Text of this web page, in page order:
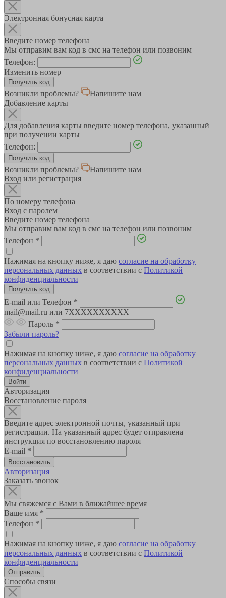
Электронная бонусная карта
Введите номер телефона
Мы отправим вам код в смс на телефон или позвоним
Телефон:
Изменить номер
Возникли проблемы?
Напишите нам
Добавление карты
Для добавления карты введите номер телефона, указанный
при получении карты
Телефон:
Возникли проблемы?
Напишите нам
Вход или регистрация
По номеру телефона
Вход с паролем
Введите номер телефона
Мы отправим вам код в смс на телефон или позвоним
Телефон *
Нажимая на кнопку ниже, я даю согласие на обработку
персональных данных в соответствии с Политикой
конфиденциальности
E-mail или Телефон *
mail@mail.ru или 7XXXXXXXXXX
Пароль *
Забыли пароль?
Нажимая на кнопку ниже, я даю согласие на обработку
персональных данных в соответствии с Политикой
конфиденциальности
Авторизация
Восстановление пароля
Введите адрес электронной почты, указанный при
регистрации. На указанный адрес будет отправлена
инструкция по восстановлению пароля
E-mail *
Авторизация
Заказать звонок
Мы свяжемся с Вами в ближайшее время
Ваше имя *
Телефон *
Нажимая на кнопку ниже, я даю согласие на обработку
персональных данных в соответствии с Политикой
конфиденциальности
Способы связи